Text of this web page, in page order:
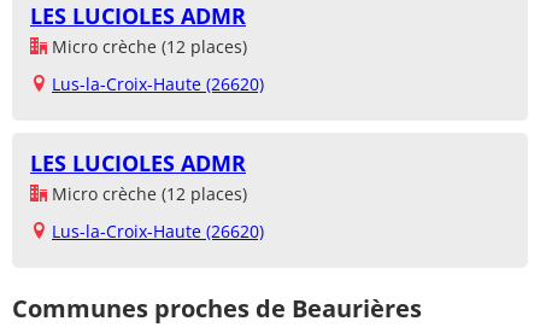
LES LUCIOLES ADMR
Micro crèche (12 places)
Lus-la-Croix-Haute (26620)
LES LUCIOLES ADMR
Micro crèche (12 places)
Lus-la-Croix-Haute (26620)
Communes proches de Beaurières